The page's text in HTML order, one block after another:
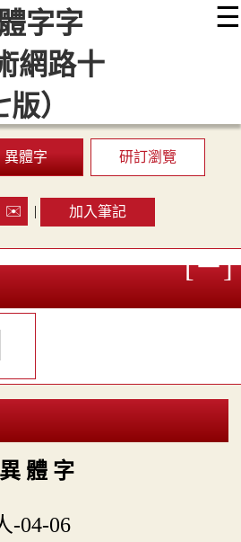
☰
編輯說明
導覽
異體字 研訂瀏覽
✉️ | 加入筆記
異 體 字
-04-06